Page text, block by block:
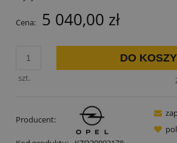
Cena: 5 040,00 zł
szt.
DO
Producent: